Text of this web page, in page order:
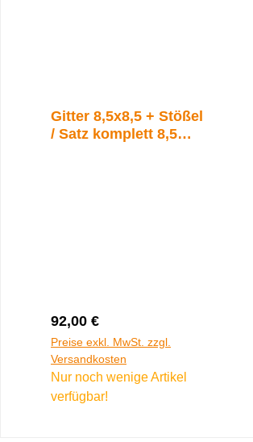
Gitter 8,5x8,5 + Stößel
/ Satz komplett 8,5
Regulärer Preis:
92,00 €
Preise exkl. MwSt. zzgl.
Versandkosten
Nur noch wenige Artikel
verfügbar!